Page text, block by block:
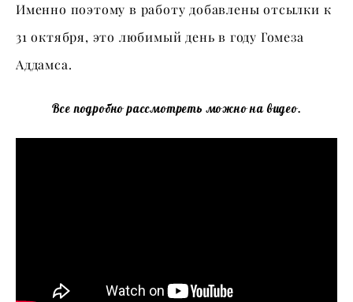
Именно поэтому в работу добавлены отсылки к
31 октября, это любимый день в году Гомеза
Аддамса.
Все подробно рассмотреть можно на видео.